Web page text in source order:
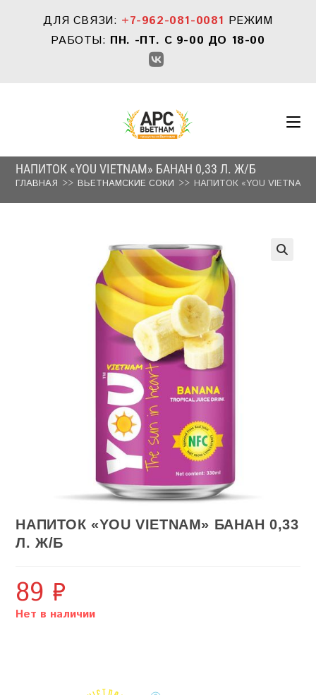
содержимому
ДЛЯ СВЯЗИ: +7-962-081-0081 РЕЖИМ
РАБОТЫ: ПН. -ПТ. С 9-00 ДО 18-00
НАПИТОК «YOU VIETNAM» БАНАН 0,33 Л. Ж/Б
ГЛАВНАЯ >> ВЬЕТНАМСКИЕ СОКИ >> НАПИТОК «YOU
НАПИТОК «YOU VIETNAM» БАНАН 0,33
Л. Ж/Б
89 ₽
Нет в наличии